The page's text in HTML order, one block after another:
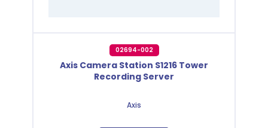
02694-002
Axis Camera Station S1216 Tower
Recording Server
Axis